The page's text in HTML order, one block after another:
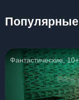
Фантастические, 10+